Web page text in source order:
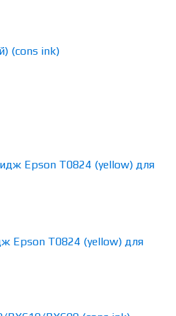
Epson T0824 (yellow) для